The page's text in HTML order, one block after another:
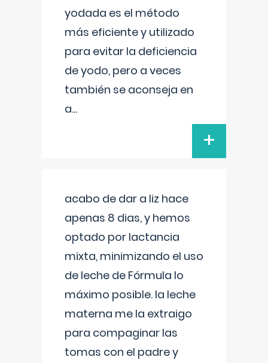
yodada es el método
más eficiente y utilizado
para evitar la deficiencia
de yodo, pero a veces
también se aconseja en
a...
+
acabo de dar a liz hace
apenas 8 dias, y hemos
optado por lactancia
mixta, minimizando el uso
de leche de Fórmula lo
máximo posible. la leche
materna me la extraigo
para compaginar las
tomas con el padre y